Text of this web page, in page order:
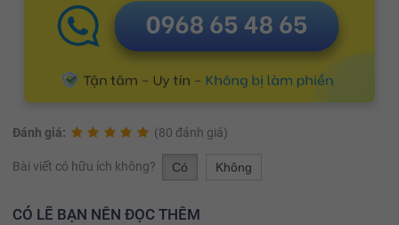
Đánh giá: (80 đánh giá)
Bài viết có hữu ích không? Có Không
CÓ LẼ BẠN NÊN ĐỌC THÊM